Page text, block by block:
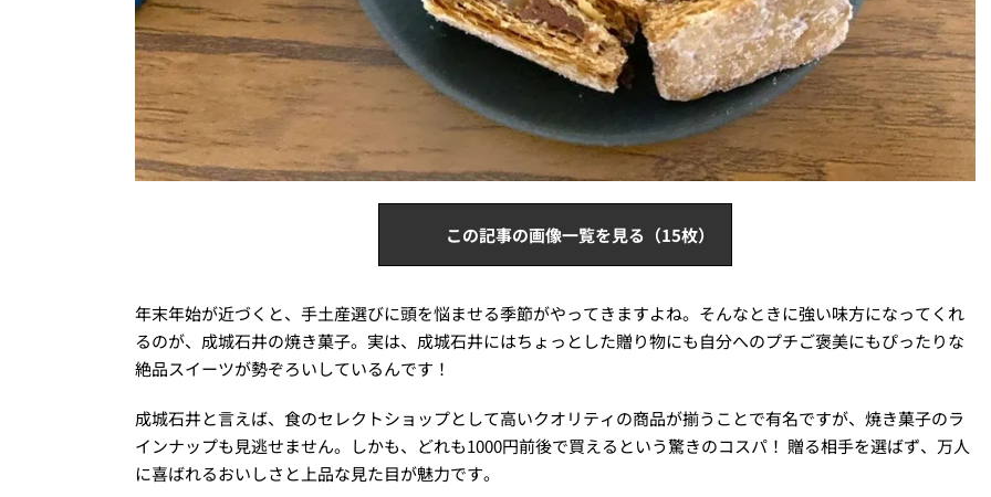
この記事の画像一覧を見る（15枚）
年末年始が近づくと、手土産選びに頭を悩ませる季節がやってきますよね。そんなときに強い味方になってくれ
るのが、成城石井の焼き菓子。実は、成城石井にはちょっとした贈り物にも自分へのプチご褒美にもぴったりな
絶品スイーツが勢ぞろいしているんです！
成城石井と言えば、食のセレクトショップとして高いクオリティの商品が揃うことで有名ですが、焼き菓子のラ
インナップも見逃せません。しかも、どれも1000円前後で買えるという驚きのコスパ！ 贈る相手を選ばず、万人
に喜ばれるおいしさと上品な見た目が魅力です。